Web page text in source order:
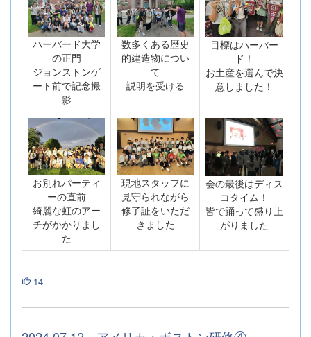
ハーバード大学
の正門
ジョンストンゲ
ート前で記念撮
影
数多くある歴史
的建造物につい
て
説明を受ける
目標はハーバー
ド！
お土産を選んで決
意しました！
お別れパーティ
ーの直前
綺麗な虹のアー
チがかかりまし
た
現地スタッフに
見守られながら
修了証をいただ
きました
会の最後はディス
コタイム！
皆で踊って盛り上
がりました
14